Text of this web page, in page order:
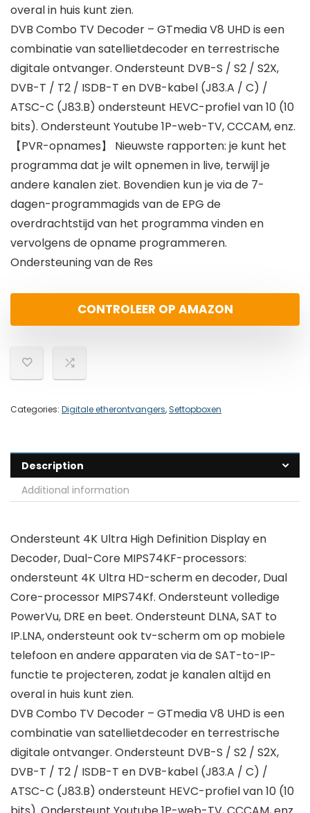
overal in huis kunt zien.
DVB Combo TV Decoder – GTmedia V8 UHD is een
combinatie van satellietdecoder en terrestrische
digitale ontvanger. Ondersteunt DVB-S / S2 / S2X,
DVB-T / T2 / ISDB-T en DVB-kabel (J83.A / C) /
ATSC-C (J83.B) ondersteunt HEVC-profiel van 10 (10
bits). Ondersteunt Youtube 1P-web-TV, CCCAM, enz.
【PVR-opnames】 Nieuwste rapporten: je kunt het
programma dat je wilt opnemen in live, terwijl je
andere kanalen ziet. Bovendien kun je via de 7-
dagen-programmagids van de EPG de
overdrachtstijd van het programma vinden en
vervolgens de opname programmeren.
Ondersteuning van de Res
CONTROLEER OP AMAZON
Categories: Digitale etherontvangers,Settopboxen
Description
Additional information
Ondersteunt 4K Ultra High Definition Display en
Decoder, Dual-Core MIPS74KF-processors:
ondersteunt 4K Ultra HD-scherm en decoder, Dual
Core-processor MIPS74Kf. Ondersteunt volledige
PowerVu, DRE en beet. Ondersteunt DLNA, SAT to
IP.LNA, ondersteunt ook tv-scherm om op mobiele
telefoon en andere apparaten via de SAT-to-IP-
functie te projecteren, zodat je kanalen altijd en
overal in huis kunt zien.
DVB Combo TV Decoder – GTmedia V8 UHD is een
combinatie van satellietdecoder en terrestrische
digitale ontvanger. Ondersteunt DVB-S / S2 / S2X,
DVB-T / T2 / ISDB-T en DVB-kabel (J83.A / C) /
ATSC-C (J83.B) ondersteunt HEVC-profiel van 10 (10